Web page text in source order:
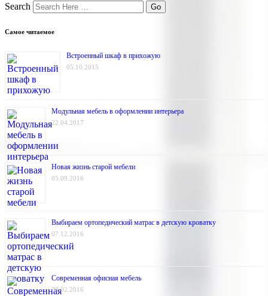
Search
Самое читаемое
Встроенный шкаф в прихожую
05.10.2015
Модульная мебель в оформлении интерьера
22.04.2017
Новая жизнь старой мебели
05.09.2016
Выбираем ортопедический матрас в детскую кроватку
07.12.2016
Современная офисная мебель
08.02.2016